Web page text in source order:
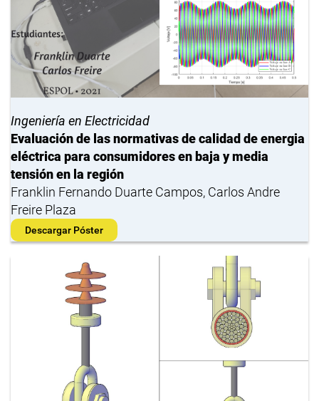
Ingeniería en Electricidad
Evaluación de las normativas de calidad de energia
eléctrica para consumidores en baja y media
tensión en la región
Franklin Fernando Duarte Campos, Carlos Andre
Freire Plaza
Descargar Póster